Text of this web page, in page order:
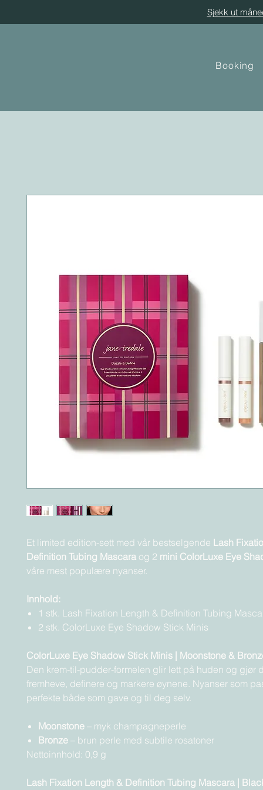
Sjekk ut
Booking
Et limited edition-sett med vår bestselgende Lash
Definition Tubing Mascara og 2 mini ColorLuxe Eye
våre mest populære nyanser.
Innhold:
1 stk. Lash Fixation Length & Definition Tubing
2 stk. ColorLuxe Eye Shadow Stick Minis
ColorLuxe Eye Shadow Stick Minis | Moonstone &
Den krem-til-pudder-formelen glir lett på huden og gjør
fremheve, definere og markere øynene. Nyanser som
perfekte både som gave og til deg selv.
Moonstone – myk champagneperle
Bronze – brun perle med subtile rosatoner
Nettoinnhold: 0,9 g
Lash Fixation Length & Definition Tubing Mascara |